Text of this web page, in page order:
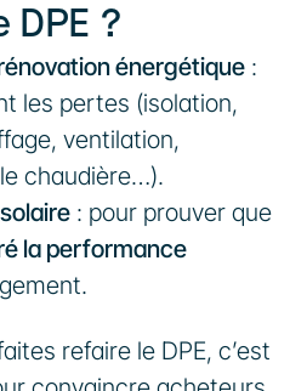
DPE ?
énergétique :
les pertes (isolation,
ventilation,
chaudière…).
: pour prouver que
la performance
refaire le DPE, c’est